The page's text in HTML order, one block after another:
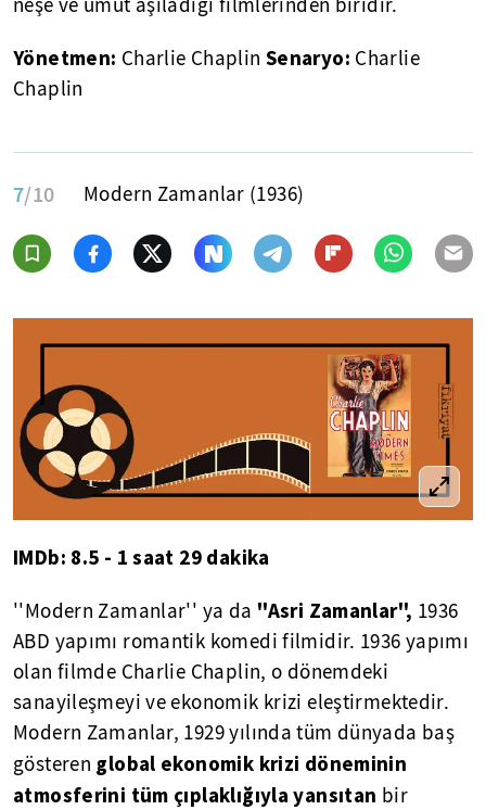
neşe ve umut aşıladığı filmlerinden biridir.
Yönetmen: Charlie Chaplin Senaryo: Charlie
Chaplin
7/10 Modern Zamanlar (1936)
IMDb: 8.5 - 1 saat 29 dakika
''Modern Zamanlar'' ya da ''Asri Zamanlar'', 1936
ABD yapımı romantik komedi filmidir. 1936 yapımı
olan filmde Charlie Chaplin, o dönemdeki
sanayileşmeyi ve ekonomik krizi eleştirmektedir.
Modern Zamanlar, 1929 yılında tüm dünyada baş
gösteren global ekonomik krizi döneminin
atmosferini tüm çıplaklığıyla yansıtan bir